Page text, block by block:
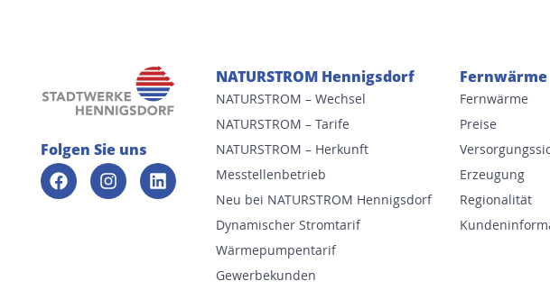
Folgen Sie uns
NATURSTROM Hennigsdorf
NATURSTROM – Wechsel
NATURSTROM – Tarife
NATURSTROM – Herkunft
Messtellenbetrieb
Neu bei NATURSTROM Hennigsdorf
Dynamischer Stromtarif
Wärmepumpentarif
Gewerbekunden
Fernwärme
Fernwärme
Preise
Erzeugung
Regionalität